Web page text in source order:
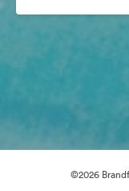
©2026